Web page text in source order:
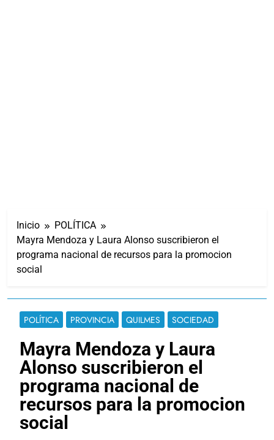
Inicio
POLÍTICA
Mayra Mendoza y Laura Alonso suscribieron el
programa nacional de recursos para la promocion
social
POLÍTICA PROVINCIA QUILMES SOCIEDAD
Mayra Mendoza y Laura
Alonso suscribieron el
programa nacional de
recursos para la promocion
social